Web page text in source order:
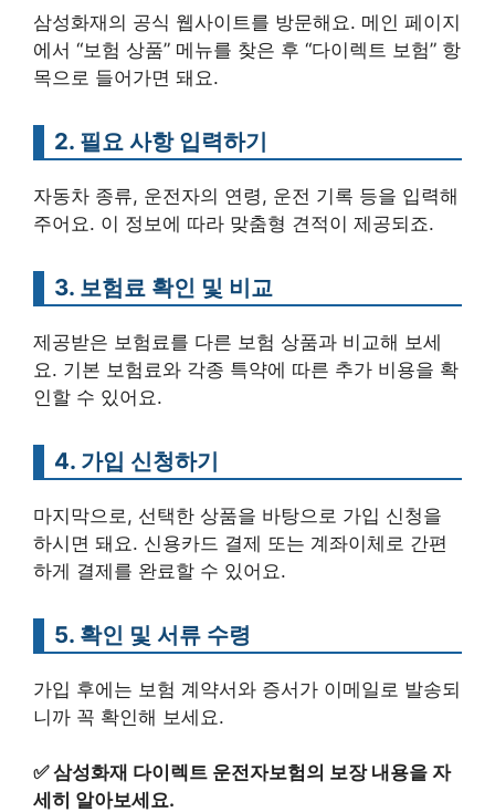
삼성화재의 공식 웹사이트를 방문해요. 메인 페이지
에서 “보험 상품” 메뉴를 찾은 후 “다이렉트 보험” 항
목으로 들어가면 돼요.
2. 필요 사항 입력하기
자동차 종류, 운전자의 연령, 운전 기록 등을 입력해
주어요. 이 정보에 따라 맞춤형 견적이 제공되죠.
3. 보험료 확인 및 비교
제공받은 보험료를 다른 보험 상품과 비교해 보세
요. 기본 보험료와 각종 특약에 따른 추가 비용을 확
인할 수 있어요.
4. 가입 신청하기
마지막으로, 선택한 상품을 바탕으로 가입 신청을
하시면 돼요. 신용카드 결제 또는 계좌이체로 간편
하게 결제를 완료할 수 있어요.
5. 확인 및 서류 수령
가입 후에는 보험 계약서와 증서가 이메일로 발송되
니까 꼭 확인해 보세요.
✅삼성화재 다이렉트 운전자보험의 보장 내용을 자
세히 알아보세요.